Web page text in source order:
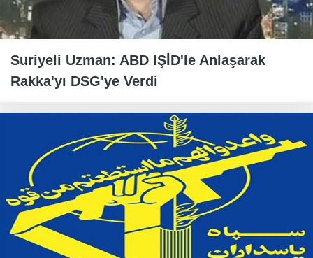
Suriyeli Uzman: ABD IŞİD'le Anlaşarak
Rakka'yı DSG'ye Verdi